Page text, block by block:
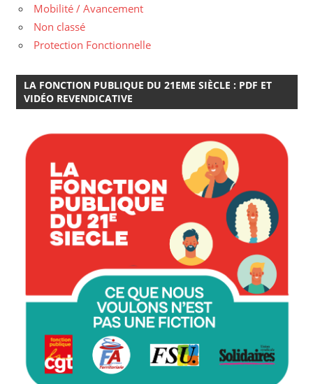
Mobilité / Avancement
Non classé
Protection Fonctionnelle
LA FONCTION PUBLIQUE DU 21EME SIÈCLE : PDF ET
VIDÉO REVENDICATIVE